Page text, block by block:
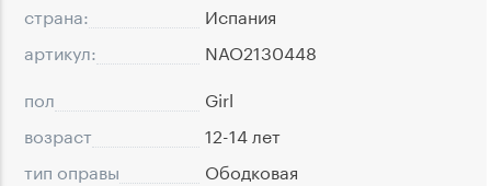
страна:
Испания
артикул:
NAO2130448
пол
Girl
возраст
12-14 лет
тип оправы
Ободковая